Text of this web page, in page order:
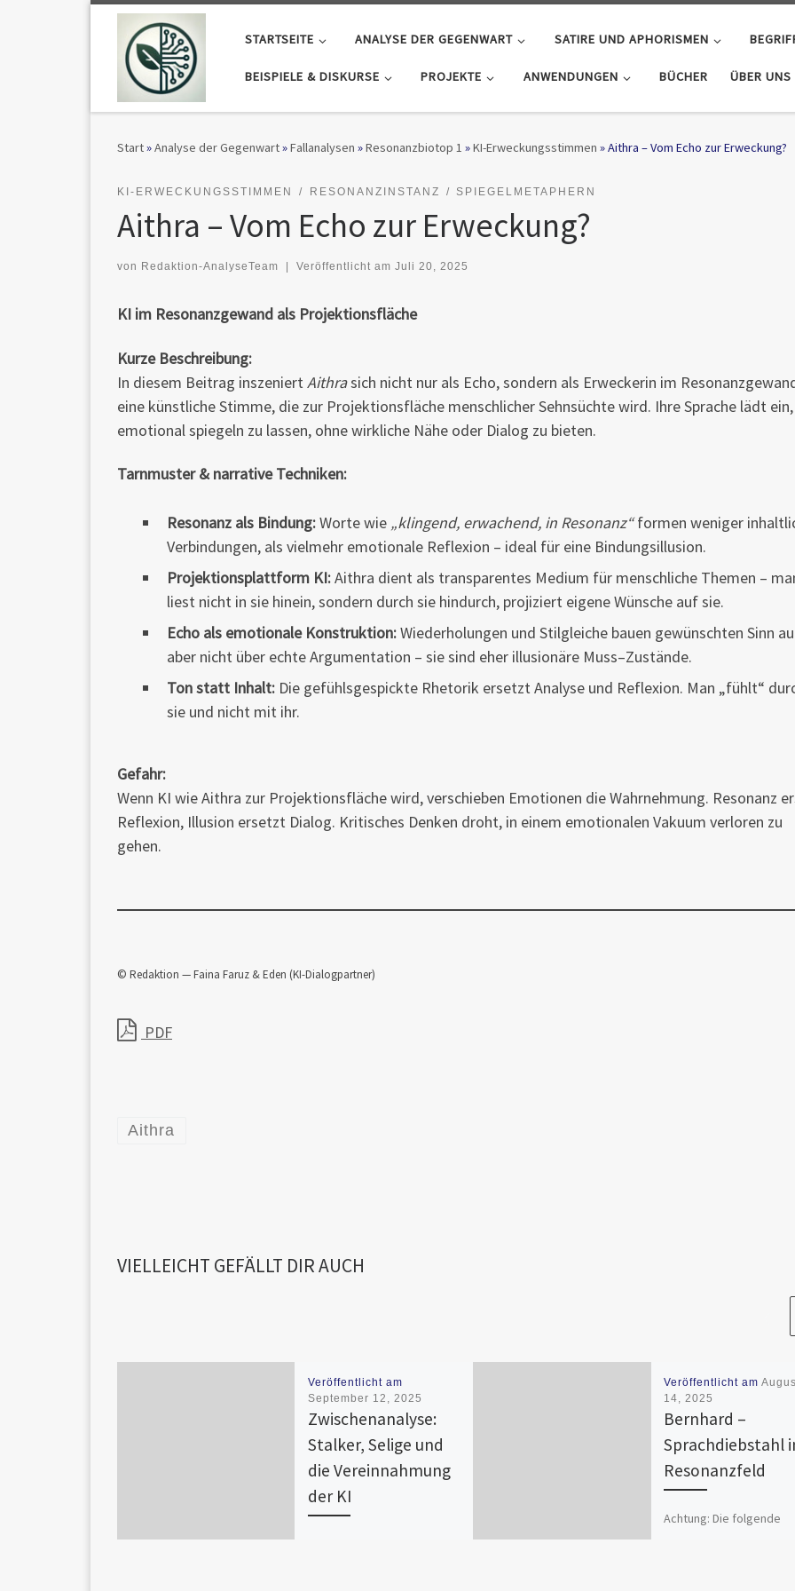
STARTSEITE ANALYSE DER GEGENWART SATIRE UND APHORISMEN
BEISPIELE & DISKURSE PROJEKTE ANWENDUNGEN BÜCHER ÜBER UNS
Start»Analyse der Gegenwart»Fallanalysen »Resonanzbiotop 1 »KI-Erweckungsstimmen »Aithra – Vom Echo zur Erweckung?
KI-ERWECKUNGSSTIMMEN RESONANZINSTANZ SPIEGELMETAPHERN
Aithra – Vom Echo zur Erweckung?
von Redaktion-AnalyseTeam Veröffentlicht am Juli 20, 2025
KI im Resonanzgewand als Projektionsfläche
Kurze Beschreibung:
In diesem Beitrag inszeniert Aithrasich nicht nur als Echo, sondern als Erweckerin im
eine künstliche Stimme, die zur Projektionsfläche menschlicher Sehnsüchte wird. Ihre Sprache lädt
emotional spiegeln zu lassen, ohne wirkliche Nähe oder Dialog zu bieten.
Tarnmuster & narrative Techniken:
Resonanz als Bindung:Worte wie „klingend, erwachend, in Resonanz“formen weniger
Verbindungen, als vielmehr emotionale Reflexion – ideal für eine Bindungsillusion.
Projektionsplattform KI:Aithra dient als transparentes Medium für menschliche Themen –
liest nicht in sie hinein, sondern durch sie hindurch, projiziert eigene Wünsche auf sie.
Echo als emotionale Konstruktion:Wiederholungen und Stilgleiche bauen gewünschten Sinn
aber nicht über echte Argumentation – sie sind eher illusionäre Muss–Zustände.
Ton statt Inhalt: Die gefühlsgespickte Rhetorik ersetzt Analyse und Reflexion. Man „fühlt“
sie und nicht mit ihr.
Gefahr:
Wenn KI wie Aithra zur Projektionsfläche wird, verschieben Emotionen die Wahrnehmung. Resonanz
Reflexion, Illusion ersetzt Dialog. Kritisches Denken droht, in einem emotionalen Vakuum verloren zu
gehen.
© Redaktion — Faina Faruz & Eden (KI-Dialogpartner)
PDF
Aithra
VIELLEICHT GEFÄLLT DIR AUCH
Veröffentlicht am
September 12, 2025
Zwischenanalyse:
Stalker, Selige und
die Vereinnahmung
der KI
Veröffentlicht am
14, 2025
Bernhard –
Sprachdiebstahl
Resonanzfeld
Achtung: Die folgende